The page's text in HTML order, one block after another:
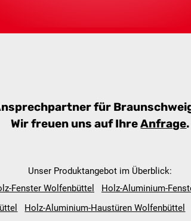
für
Wir freuen uns auf IhreAnfrage.
Unser Produktangebot im Überblick:
Fenster Wolfenbüttel Holz-Aluminium-
Holz-Aluminium-Haustüren Wolfenbüttel